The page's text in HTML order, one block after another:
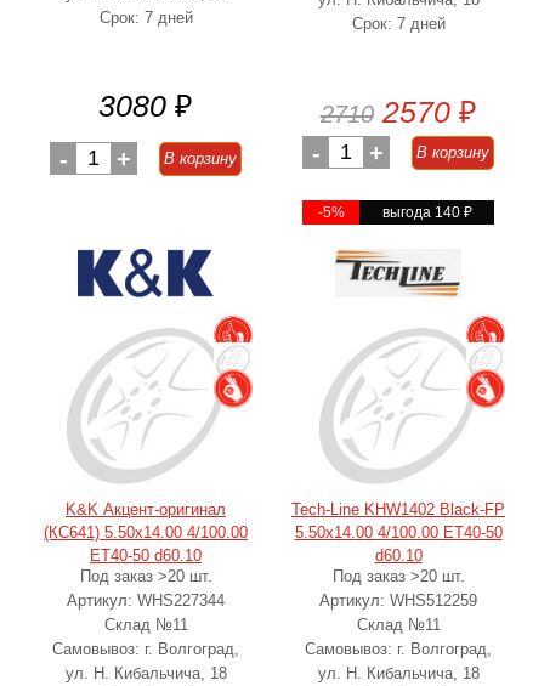
Срок: 7 дней
3080 ₽
- 1 + В корзину
Срок: 7 дней
2710 2570 ₽
- 1 + В корзину
-5% выгода 140 ₽
K&K Акцент-оригинал
(КС641) 5.50x14.00 4/100.00
ET40-50 d60.10
Под заказ >20 шт.
Артикул: WHS227344
Склад №11
Самовывоз: г. Волгоград,
ул. Н. Кибальчича, 18
Tech-Line KHW1402 Black-FP
5.50x14.00 4/100.00 ET40-50
d60.10
Под заказ >20 шт.
Артикул: WHS512259
Склад №11
Самовывоз: г. Волгоград,
ул. Н. Кибальчича, 18